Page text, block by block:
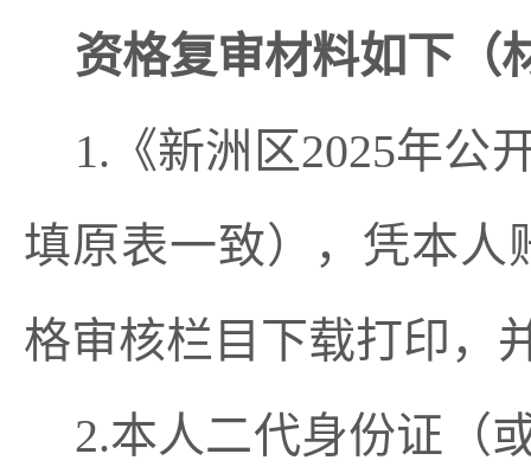
资格复审材料如下（
1. 《新洲区2025年公
填原表一致），凭本人
格审核栏目下载打印 ，
2.本人二代身份证（